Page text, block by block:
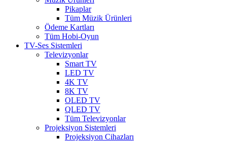
Pikaplar
Tüm Müzik Ürünleri
Ödeme Kartları
Tüm Hobi-Oyun
TV-Ses Sistemleri
Televizyonlar
Smart TV
LED TV
4K TV
8K TV
OLED TV
QLED TV
Tüm Televizyonlar
Projeksiyon Sistemleri
Projeksiyon Cihazları